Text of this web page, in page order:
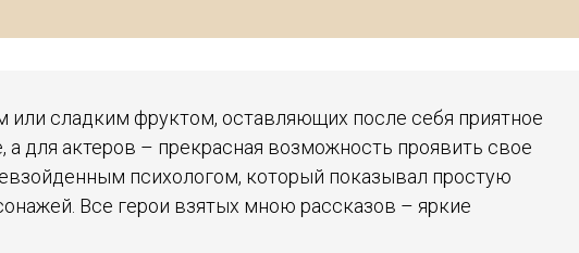
сладким фруктом, оставляющих после себя приятное
для актеров – прекрасная возможность проявить свое
психологом, который показывал простую
Все герои взятых мною рассказов – яркие